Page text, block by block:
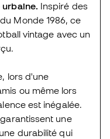
Inspiré des
Monde 1986, ce
vintage avec un
lors d'une
ou même lors
est inégalée.
une
durabilité qui